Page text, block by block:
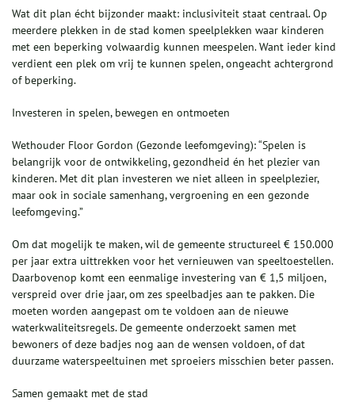
Wat dit plan écht bijzonder maakt: inclusiviteit staat centraal. Op
meerdere plekken in de stad komen speelplekken waar kinderen
met een beperking volwaardig kunnen meespelen. Want ieder kind
verdient een plek om vrij te kunnen spelen, ongeacht achtergrond
of beperking.
Investeren in spelen, bewegen en ontmoeten
Wethouder Floor Gordon (Gezonde leefomgeving): “Spelen is
belangrijk voor de ontwikkeling, gezondheid én het plezier van
kinderen. Met dit plan investeren we niet alleen in speelplezier,
maar ook in sociale samenhang, vergroening en een gezonde
leefomgeving.”
Om dat mogelijk te maken, wil de gemeente structureel € 150.000
per jaar extra uittrekken voor het vernieuwen van speeltoestellen.
Daarbovenop komt een eenmalige investering van € 1,5 miljoen,
verspreid over drie jaar, om zes speelbadjes aan te pakken. Die
moeten worden aangepast om te voldoen aan de nieuwe
waterkwaliteitsregels. De gemeente onderzoekt samen met
bewoners of deze badjes nog aan de wensen voldoen, of dat
duurzame waterspeeltuinen met sproeiers misschien beter passen.
Samen gemaakt met de stad